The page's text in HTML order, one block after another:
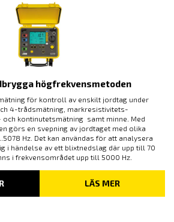
högfrekvensmetoden
för kontroll av enskilt jordtag under
4-trådsmätning, markresistivitets-
kontinutetsmätning samt minne. Med
görs en svepning av jordtaget med olika
Hz. Det kan användas för att analysera
i händelse av ett blixtnedslag där upp till 70
i frekvensområdet upp till 5000 Hz.
LÄS MER